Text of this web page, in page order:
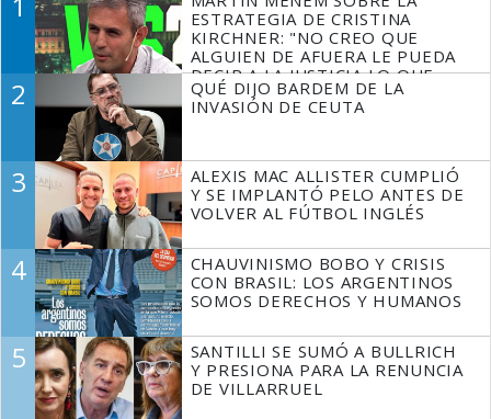
ESTRATEGIA DE CRISTINA
KIRCHNER: "NO CREO QUE
ALGUIEN DE AFUERA LE PUEDA
DECIR A LA JUSTICIA LO QUE
TIENE QUE HACER"
2
QUÉ DIJO BARDEM DE LA
INVASIÓN DE CEUTA
3
ALEXIS MAC ALLISTER CUMPLIÓ
Y SE IMPLANTÓ PELO ANTES DE
VOLVER AL FÚTBOL INGLÉS
4
CHAUVINISMO BOBO Y CRISIS
CON BRASIL: LOS ARGENTINOS
SOMOS DERECHOS Y HUMANOS
5
SANTILLI SE SUMÓ A BULLRICH
Y PRESIONA PARA LA RENUNCIA
DE VILLARRUEL